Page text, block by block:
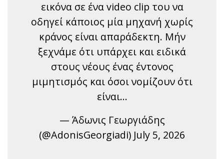
εικόνα σε ένα video clip του να
οδηγεί κάποιος μία μηχανή χωρίς
κράνος είναι απαράδεκτη. Μήν
ξεχνάμε ότι υπάρχει και ειδικά
στους νέους ένας έντονος
μιμητισμός και όσοι νομίζουν ότι
είναι…
— Άδωνις Γεωργιάδης
(@AdonisGeorgiadi) July 5, 2026